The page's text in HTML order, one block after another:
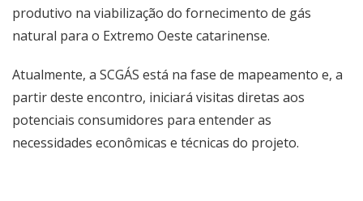
produtivo na viabilização do fornecimento de gás
natural para o Extremo Oeste catarinense.
Atualmente, a SCGÁS está na fase de mapeamento e, a
partir deste encontro, iniciará visitas diretas aos
potenciais consumidores para entender as
necessidades econômicas e técnicas do projeto.